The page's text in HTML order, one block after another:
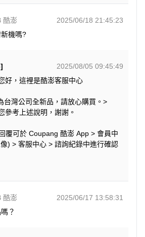
酷澎
2025/06/18 21:45:23
機嗎?
2025/08/05 09:45:49
好，這裡是酷澎客服中心
台灣公司全新品，請放心購買。>
參考上述說明，謝謝。
覆可於 Coupang 酷澎 App > 會員中
) > 客服中心 > 諮詢紀錄中進行確認
酷澎
2025/06/17 13:58:31
？